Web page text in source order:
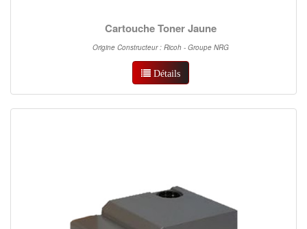
Cartouche Toner Jaune
Origine Constructeur : Ricoh - Groupe NRG
Détails